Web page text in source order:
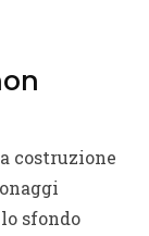
costruzione
sfondo